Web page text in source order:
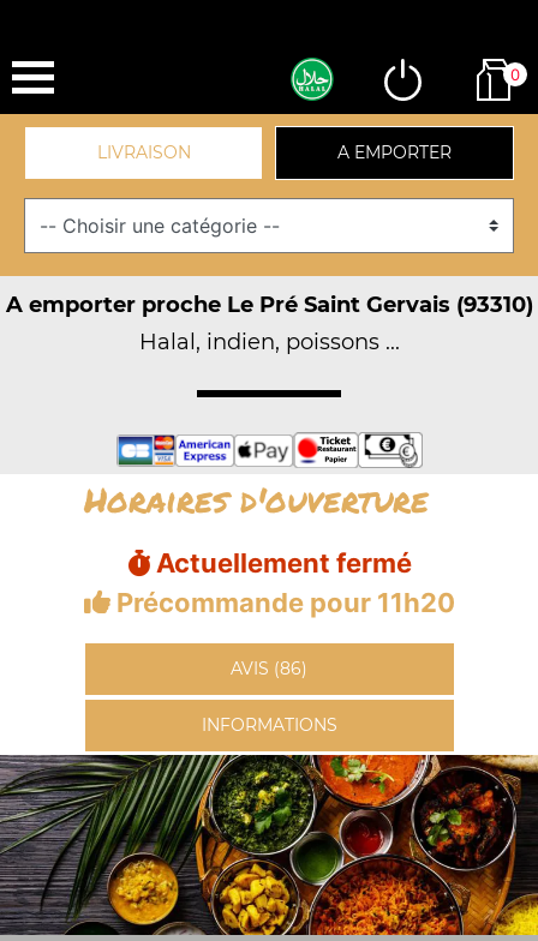
0
LIVRAISON A EMPORTER
A emporter proche Le Pré Saint Gervais (93310)
Halal, indien, poissons ...
Horaires d'ouverture
Actuellement fermé
Précommande pour 11h20
AVIS (86)
INFORMATIONS